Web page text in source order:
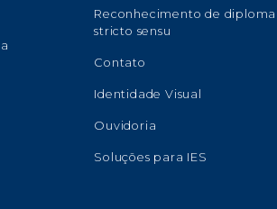
Reconhecimento de diploma
stricto sensu
Contato
Identidade Visual
Ouvidoria
Soluções para IES